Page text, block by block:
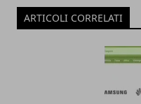
ARTICOLI CORRELATI